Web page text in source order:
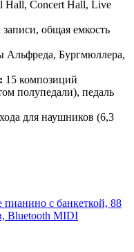
Hall, Concert Hall, Live
общая емкость
Альфреда, Бургмюллера,
15 композиций
полупедали), педаль
для наушников (6,3